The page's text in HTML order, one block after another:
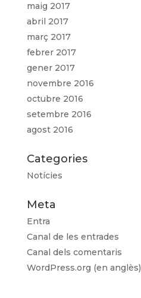
maig 2017
abril 2017
març 2017
febrer 2017
gener 2017
novembre 2016
octubre 2016
setembre 2016
agost 2016
Categories
Notícies
Meta
Entra
Canal de les entrades
Canal dels comentaris
WordPress.org (en anglès)